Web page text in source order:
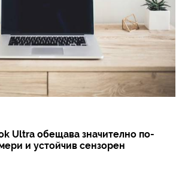
Ultra обещава значително по-
и устойчив сензорен